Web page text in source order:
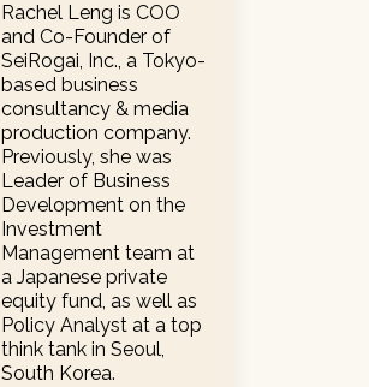
Rachel Leng is COO
and Co-Founder of
SeiRogai, Inc., a Tokyo-
based business
consultancy & media
production company.
Previously, she was
Leader of Business
Development on the
Investment
Management team at
a Japanese private
equity fund, as well as
Policy Analyst at a top
think tank in Seoul,
South Korea.